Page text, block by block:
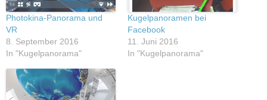
Photokina-Panorama und
VR
8. September 2016
In "Kugelpanorama"
Kugelpanoramen bei
Facebook
11. Juni 2016
In "Kugelpanorama"